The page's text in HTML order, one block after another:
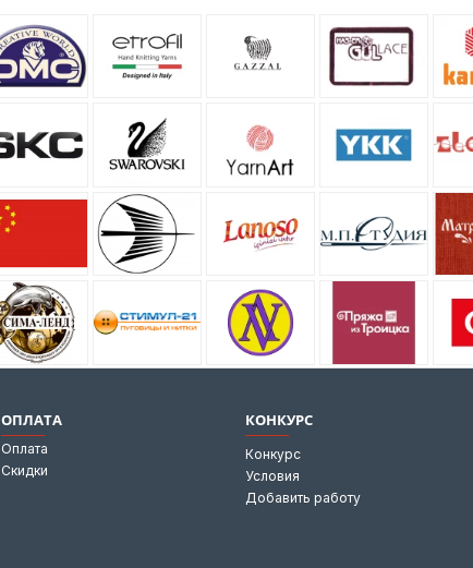
ОПЛАТА
Оплата
Скидки
КОНКУРС
Конкурс
Условия
Добавить работу